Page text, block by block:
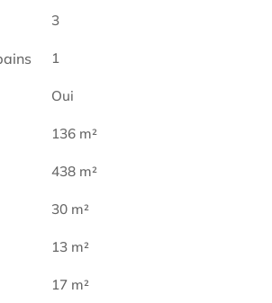
3
1
Oui
136 m²
438 m²
30 m²
13 m²
17 m²